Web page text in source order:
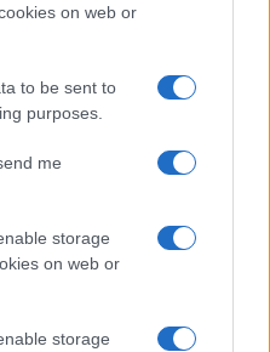
on web or
to be sent to
purposes.
me
storage
on web or
storage